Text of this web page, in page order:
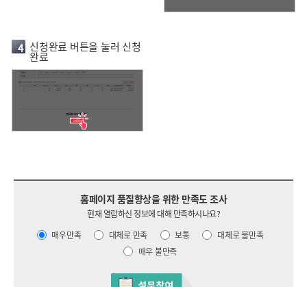
4 신청완료 버튼을 눌러 신청
완료
홈페이지 품질향상을 위한 만족도 조사
현재 열람하신 정보에 대해 만족하시나요?
매우만족
대체로 만족 보통
대체로 불만족
매우 불만족